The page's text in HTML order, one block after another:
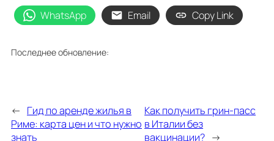
WhatsApp
Email Copy Link
Последнее обновление:
← Гид по аренде жилья в
Риме: карта цен и что нужно
знать
Как получить грин-пасс
в Италии без
вакцинации? →